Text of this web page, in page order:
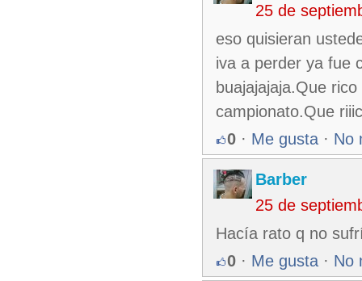
25 de
eso quisieran
iva a perder ya fue
buajajajaja.Que
campionato.Que
0 · Me gusta · No
Barber
25 de
Hacía rato q no
0 · Me gusta · No